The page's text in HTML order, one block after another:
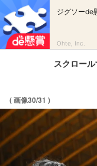
ジグソーde
Ohte, Inc.
スクロー
( 画像30/31 )